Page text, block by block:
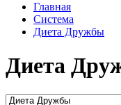
Главная
Система
Диета Дружбы
Диета